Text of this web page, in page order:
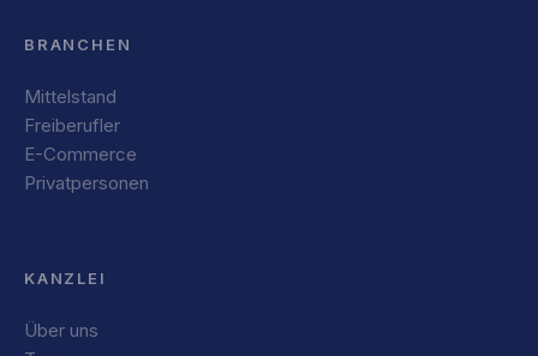
BRANCHEN
Mittelstand
Freiberufler
E-Commerce
Privatpersonen
KANZLEI
Über uns